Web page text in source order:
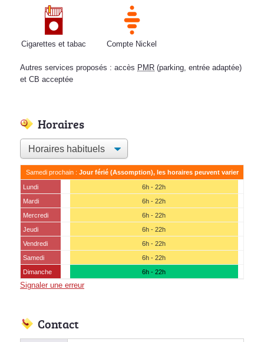
Cigarettes et tabac Compte Nickel
Autres services proposés : accès PMR (parking, entrée adaptée)
et CB acceptée
Horaires
Samedi prochain : Jour férié (Assomption), les horaires peuvent varier
Lundi
6h - 22h
Mardi
6h - 22h
Mercredi
6h - 22h
Jeudi
6h - 22h
Vendredi
6h - 22h
Samedi
6h - 22h
Dimanche
6h - 22h
Signaler une erreur
Contact